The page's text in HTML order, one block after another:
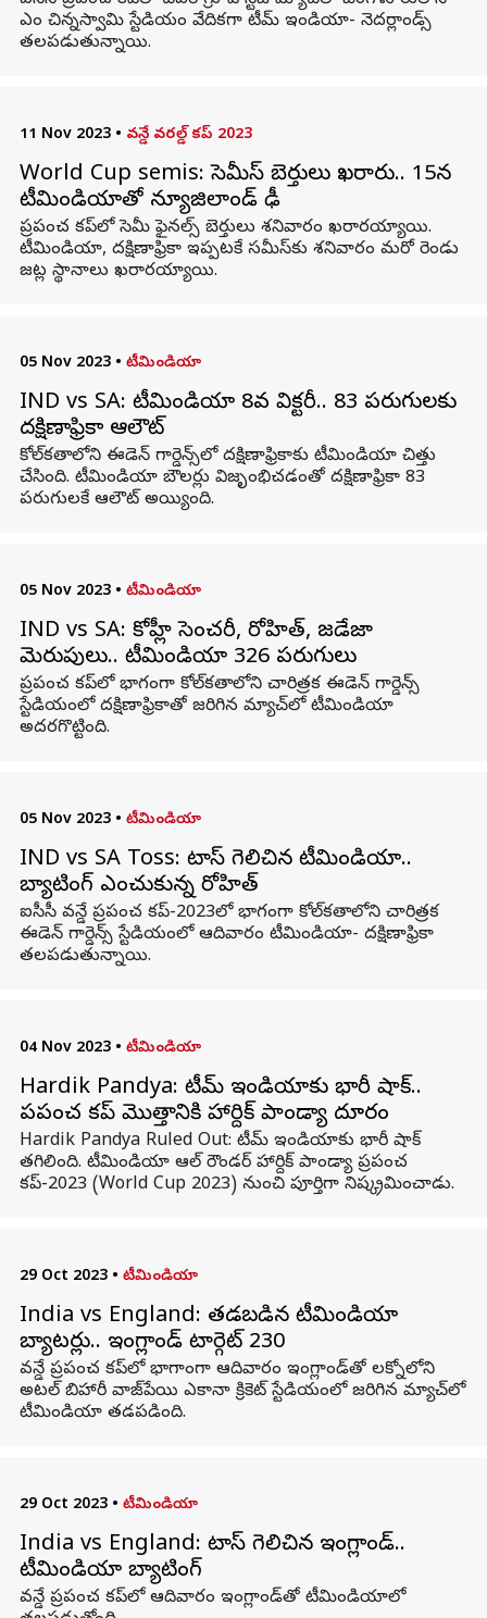
ఎం చిన్నస్వామి స్టేడియం వేదికగా టీమ్ ఇండియా- నెదర్లాండ్స్‌
తలపడుతున్నాయి.
11 Nov 2023 • వన్డే వరల్డ్ కప్ 2023
World Cup semis: సెమీస్ బెర్తులు ఖరారు.. 15న
టీమిండియాతో న్యూజిలాండ్‌ ఢీ
ప్రపంచ కప్‌లో సెమీ ఫైనల్స్ బెర్తులు శనివారం ఖరారయ్యాయి.
టీమిండియా, దక్షిణాఫ్రికా ఇప్పటకే సమీస్‌కు శనివారం మరో రెండు
జట్ల స్థానాలు ఖరారయ్యాయి.
05 Nov 2023 • టీమిండియా
IND vs SA: టీమిండియా 8వ విక్టరీ.. 83 పరుగులకు
దక్షిణాఫ్రికా ఆలౌట్
కోల్‌కతాలోని ఈడెన్ గార్డెన్స్‌లో దక్షిణాఫ్రికాకు టీమిండియా చిత్తు
చేసింది. టీమిండియా బౌలర్లు విజృంభిచడంతో దక్షిణాఫ్రికా 83
పరుగులకే ఆలౌట్ అయ్యింది.
05 Nov 2023 • టీమిండియా
IND vs SA: కోహ్లీ సెంచరీ, రోహిత్, జడేజా
మెరుపులు.. టీమిండియా 326 పరుగులు
ప్రపంచ కప్‌లో భాగంగా కోల్‌కతాలోని చారిత్రక ఈడెన్ గార్డెన్స్
స్టేడియంలో దక్షిణాఫ్రికాతో జరిగిన మ్యాచ్‌లో టీమిండియా
అదరగొట్టింది.
05 Nov 2023 • టీమిండియా
IND vs SA Toss: టాస్ గెలిచిన టీమిండియా..
బ్యాటింగ్ ఎంచుకున్న రోహిత్
ఐసీసీ వన్డే ప్రపంచ కప్-2023లో భాగంగా కోల్‌కతాలోని చారిత్రక
ఈడెన్ గార్డెన్స్ స్టేడియంలో ఆదివారం టీమిండియా- దక్షిణాఫ్రికా
తలపడుతున్నాయి.
04 Nov 2023 • టీమిండియా
Hardik Pandya: టీమ్ ఇండియాకు భారీ షాక్..
ప్రపంచ కప్ మొత్తానికి హార్దిక్ పాండ్యా దూరం
Hardik Pandya Ruled Out: టీమ్ ఇండియాకు భారీ షాక్
తగిలింది. టీమిండియా ఆల్ రౌండర్ హార్దిక్ పాండ్యా ప్రపంచ
కప్-2023 (World Cup 2023) నుంచి పూర్తిగా నిష్క్రమించాడు.
29 Oct 2023 • టీమిండియా
India vs England: తడబడిన టీమిండియా
బ్యాటర్లు.. ఇంగ్లాండ్ టార్గెట్ 230
వన్డే ప్రపంచ కప్‌లో భాగాంగా ఆదివారం ఇంగ్లాండ్‌తో లక్నోలోని
అటల్ బిహారీ వాజ్‌పేయి ఎకానా క్రికెట్ స్టేడియంలో జరిగిన మ్యాచ్‌లో
టీమిండియా తడపడింది.
29 Oct 2023 • టీమిండియా
India vs England: టాస్ గెలిచిన ఇంగ్లాండ్..
టీమిండియా బ్యాటింగ్
వన్డే ప్రపంచ కప్‌లో ఆదివారం ఇంగ్లాండ్‌తో టీమిండియాలో